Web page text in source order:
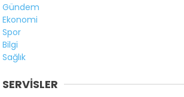
Gündem
Ekonomi
Spor
Bilgi
Sağlık
SERVİSLER